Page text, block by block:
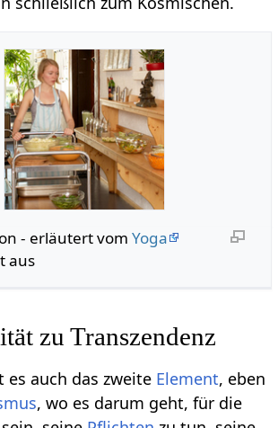
- erläutert vom Yoga
aus
zu Transzendenz
es auch das zweite Element, eben
, wo es darum geht, für die